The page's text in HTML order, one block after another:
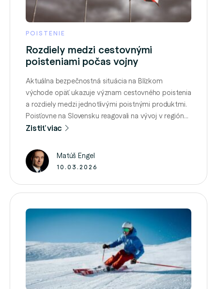
POISTENIE
Rozdiely medzi cestovnými
poisteniami počas vojny
Aktuálna bezpečnostná situácia na Blízkom
východe opäť ukazuje význam cestovného poistenia
a rozdiely medzi jednotlivými poistnými produktmi.
Poisťovne na Slovensku reagovali na vývoj v regióne
prijatím mimoriadnych opatrení, ktoré sa týkajú
tam mali plánovanú cestu. Najčastejším opatrením
je automatické predĺženie cestovného poistenia pre
klientov, ktorí sa pre …
Zistiť viac
Matúš Engel
10.03.2026